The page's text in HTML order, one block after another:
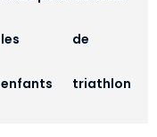
les
enfants
de
triathlon